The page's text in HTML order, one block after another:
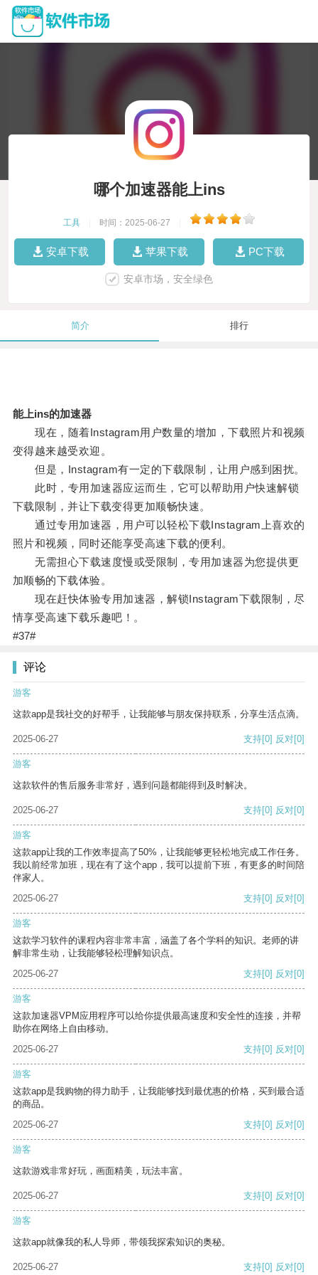
哪个加速器能上ins
工具 时间：2025-06-27
安卓下载 苹果下载 PC下载
安卓市场，安全绿色
简介 排行
能上ins的加速器
现在，随着Instagram用户数量的增加，下载照片和视频
变得越来越受欢迎。
但是，Instagram有一定的下载限制，让用户感到困扰。
此时，专用加速器应运而生，它可以帮助用户快速解锁
下载限制，并让下载变得更加顺畅快速。
通过专用加速器，用户可以轻松下载Instagram上喜欢的
照片和视频，同时还能享受高速下载的便利。
无需担心下载速度慢或受限制，专用加速器为您提供更
加顺畅的下载体验。
现在赶快体验专用加速器，解锁Instagram下载限制，尽
情享受高速下载乐趣吧！。
#37#
评论
游客
这款app是我社交的好帮手，让我能够与朋友保持联系，分享生活点滴。
2025-06-27 支持[0] 反对[0]
游客
这款软件的售后服务非常好，遇到问题都能得到及时解决。
2025-06-27 支持[0] 反对[0]
游客
这款app让我的工作效率提高了50%，让我能够更轻松地完成工作任务。
我以前经常加班，现在有了这个app，我可以提前下班，有更多的时间陪
伴家人。
2025-06-27
支持[0] 反对[0]
游客
这款学习软件的课程内容非常丰富，涵盖了各个学科的知识。老师的讲
解非常生动，让我能够轻松理解知识点。
2025-06-27
支持[0] 反对[0]
游客
这款加速器VPM应用程序可以给你提供最高速度和安全性的连接，并帮
助你在网络上自由移动。
2025-06-27
支持[0] 反对[0]
游客
这款app是我购物的得力助手，让我能够找到最优惠的价格，买到最合适
的商品。
2025-06-27
支持[0] 反对[0]
游客
这款游戏非常好玩，画面精美，玩法丰富。
2025-06-27 支持[0] 反对[0]
游客
这款app就像我的私人导师，带领我探索知识的奥秘。
2025-06-27 支持[0] 反对[0]